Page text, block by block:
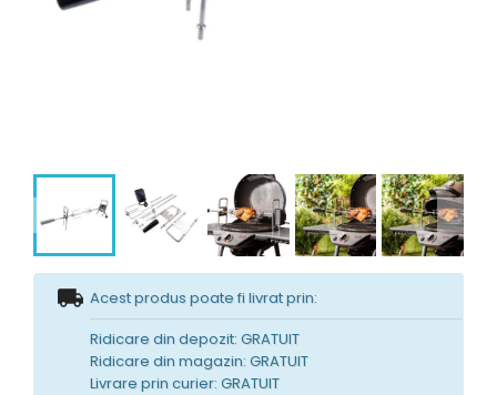
Acest produs poate fi livrat prin:
Ridicare din depozit: GRATUIT
Ridicare din magazin: GRATUIT
Livrare prin curier: GRATUIT